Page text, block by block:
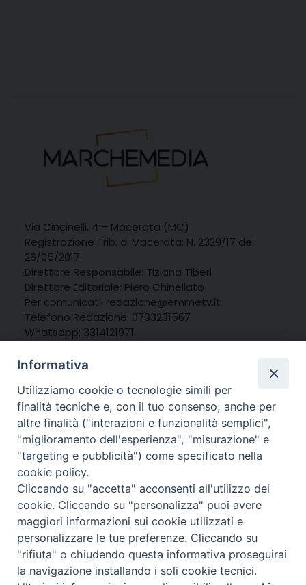
Via Cincinelli, 4 – Macerata (MC)
Registrazione Trib. di Macerata: N. 2329/17 del
26/05/2017
Direttore Responsabile: Tiziana Tiberi
Direttore Editoriale: Piero Chinellato
Per comunicati: redazione@emmetv.it
Telefono Redazione: 0733231567
Whatsapp: 3314121971
© 2025 MarcheMedia s.c. – Via Cincinelli 4 – 62100
Macerata
Partita IVA: 01337550436 | Informativa sulla Privacy
Informativa
Utilizziamo cookie o tecnologie simili per
finalità tecniche e, con il tuo consenso, anche per
altre finalità ("interazioni e funzionalità semplici",
"miglioramento dell'esperienza", "misurazione" e
"targeting e pubblicità") come specificato nella
cookie policy.
Cliccando su "accetta" acconsenti all'utilizzo dei
cookie. Cliccando su "personalizza" puoi avere
maggiori informazioni sui cookie utilizzati e
personalizzare le tue preferenze. Cliccando su
"rifiuta" o chiudendo questa informativa proseguirai
la navigazione installando i soli cookie tecnici.